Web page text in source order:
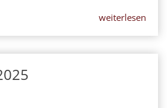
weiterlesen